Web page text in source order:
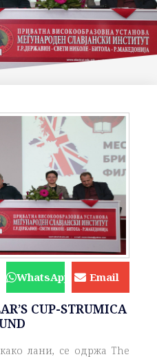
WhatsApp Email
CUP-STRUMICA
лани, се одржа The